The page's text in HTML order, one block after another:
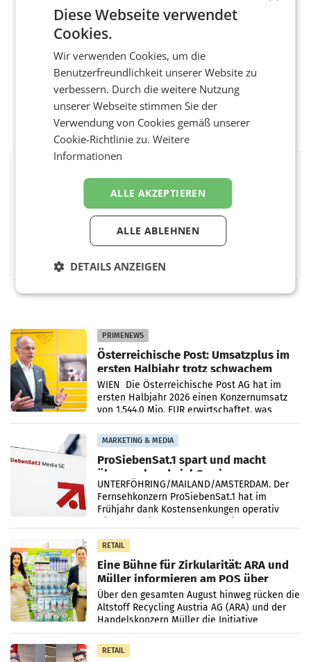
BEWERTEN SIE DIESEN ARTIKEL
TwitterMessengerWhatsAppLinkedInXING Teilen
PRIMENEWS
Österreichische Post: Umsatzplus im
ersten Halbjahr trotz schwachem
Briefgeschäft
WIEN Die Österreichische Post AG hat im
ersten Halbjahr 2026 einen Konzernumsatz
von 1.544,0 Mio. EUR erwirtschaftet, was
einem Plus von 3,8 Prozent gegenüber dem
Vergleichszeitraum
MARKETING & MEDIA
ProSiebenSat.1 spart und macht
überraschend viel Gewinn
UNTERFÖHRING/MAILAND/AMSTERDAM. Der
Fernsehkonzern ProSiebenSat.1 hat im
Frühjahr dank Kostensenkungen operativ
RETAIL
Eine Bühne für Zirkularität: ARA und
Müller informieren am POS über
Kreislauffähigkeit
Über den gesamten August hinweg rücken die
Altstoff Recycling Austria AG (ARA) und der
Handelskonzern Müller die Initiative
„Kreislauf-Helden“ in allen österreichischen
Müller-Filialen
RETAIL
Diese Webseite verwendet
Cookies.
Wir verwenden Cookies, um die
Benutzerfreundlichkeit unserer Website zu
verbessern. Durch die weitere Nutzung
unserer Webseite stimmen Sie der
Verwendung von Cookies gemäß unserer
Cookie-Richtlinie zu.Weitere
Informationen
ALLE AKZEPTIEREN
ALLE ABLEHNEN
DETAILS ANZEIGEN